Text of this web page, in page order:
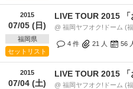
2015
07/05 (日)
福岡県
セットリスト
LIVE TOUR 2015 「
@ 福岡ヤフオク!ドーム (
4 件 21 人 56
2015
07/04 (土)
LIVE TOUR 2015 「
@ 福岡ヤフオク!ドーム (